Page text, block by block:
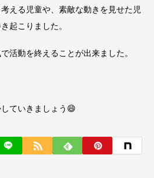
える児童や、素敵な動きを見せた児
起こりました。
活動を終えることが出来ました。
ていきましょう😄